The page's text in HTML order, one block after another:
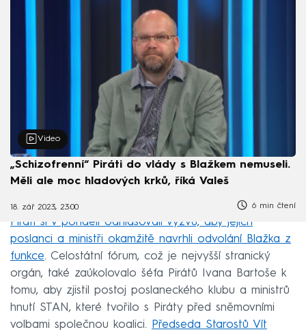
Video
„Schizofrenní“ Piráti do vlády s Blažkem nemuseli.
Měli ale moc hladových krků, říká Valeš
18. zář 2023, 23:00 6 min čtení
Piráti si v pondělí odhlasovali výzvu, aby jejich
poslanci a ministři okamžitě navrhli odvolání Blažka z
funkce. Celostátní fórum, což je nejvyšší stranický
orgán, také zaúkolovalo šéfa Pirátů Ivana Bartoše k
tomu, aby zjistil postoj poslaneckého klubu a ministrů
hnutí STAN, které tvořilo s Piráty před sněmovními
volbami společnou koalici. Předseda Starostů Vít